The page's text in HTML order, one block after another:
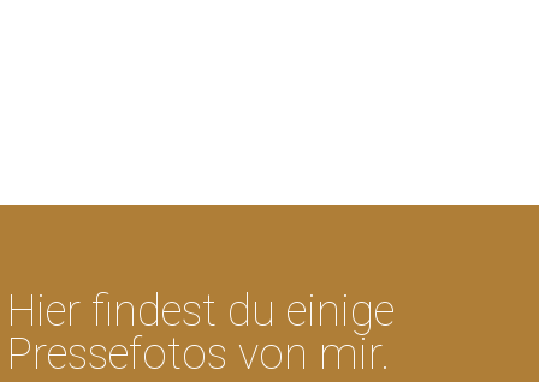
Hier findest du einige
Pressefotos von mir.